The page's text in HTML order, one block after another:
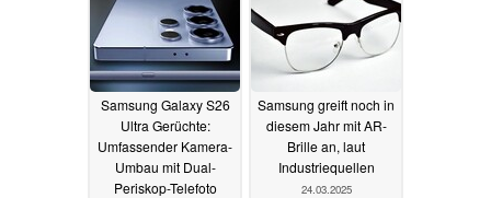
Samsung Galaxy S26
Ultra Gerüchte:
Umfassender Kamera-
Umbau mit Dual-
Periskop-Telefoto
Samsung greift noch in
diesem Jahr mit AR-
Brille an, laut
Industriequellen
24.03.2025